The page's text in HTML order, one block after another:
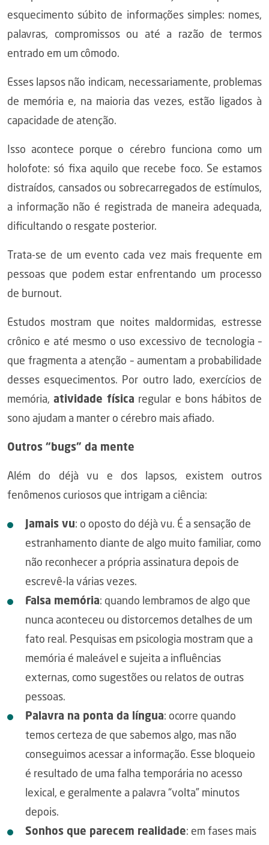
esquecimento súbito de informações simples: nomes,
palavras, compromissos ou até a razão de termos
entrado em um cômodo.
Esses lapsos não indicam, necessariamente, problemas
de memória e, na maioria das vezes, estão ligados à
capacidade de atenção.
Isso acontece porque o cérebro funciona como um
holofote: só fixa aquilo que recebe foco. Se estamos
distraídos, cansados ou sobrecarregados de estímulos,
a informação não é registrada de maneira adequada,
dificultando o resgate posterior.
Trata-se de um evento cada vez mais frequente em
pessoas que podem estar enfrentando um processo
de burnout.
Estudos mostram que noites maldormidas, estresse
crônico e até mesmo o uso excessivo de tecnologia –
que fragmenta a atenção – aumentam a probabilidade
desses esquecimentos. Por outro lado, exercícios de
memória,atividade física regular e bons hábitos de
sono ajudam a manter o cérebro mais afiado.
Outros “bugs” da mente
Além do déjà vu e dos lapsos, existem outros
fenômenos curiosos que intrigam a ciência:
Jamais vu: o oposto do déjà vu. É a sensação de
estranhamento diante de algo muito familiar, como
não reconhecer a própria assinatura depois de
escrevê-la várias vezes.
Falsa memória: quando lembramos de algo que
nunca aconteceu ou distorcemos detalhes de um
fato real. Pesquisas em psicologia mostram que a
memória é maleável e sujeita a influências
externas, como sugestões ou relatos de outras
pessoas.
Palavra na ponta da língua: ocorre quando
temos certeza de que sabemos algo, mas não
conseguimos acessar a informação. Esse bloqueio
é resultado de uma falha temporária no acesso
lexical, e geralmente a palavra “volta” minutos
depois.
Sonhos que parecem realidade: em fases mais